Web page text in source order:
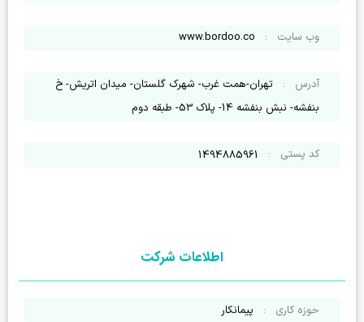
وب سایت :
www.bordoo.co
آدرس :تهران-همت غرب- شهرک گلستان- میدان اتریش- خ
بنفشه- نبش بنفشه 14- پلاک 53- طبقه دوم
کد پستی :
1494885961
اطلاعات شرکت
حوزه کاری : پیمانکار